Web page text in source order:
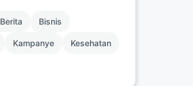
Berita Bisnis
Kampanye Kesehatan